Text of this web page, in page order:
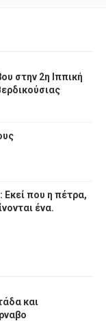
στην 2η Ιππική
Εκεί που η πέτρα,
ένα.
και